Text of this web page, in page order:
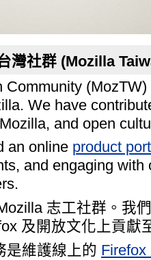
灣社群 (Mozilla
Community
We have
and open
an online product
and engaging
志工社群。我
及開放文化上貢獻
是維護線上的